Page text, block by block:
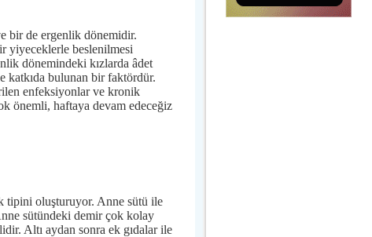
bir de ergenlik dönemidir.
yiyeceklerle beslenilmesi
dönemindeki kızlarda âdet
katkıda bulunan bir faktördür.
enfeksiyonlar ve kronik
önemli, haftaya devam edeceğiz
tipini oluşturuyor. Anne sütü ile
sütündeki demir çok kolay
Altı aydan sonra ek gıdalar ile